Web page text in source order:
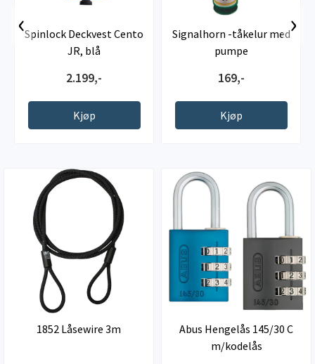
Spinlock Deckvest Cento
JR, blå
2.199,-
Kjøp
Signalhorn -tåkelur med
pumpe
169,-
Kjøp
‹ ›
1852 Låsewire 3m
Abus Hengelås 145/30 C
m/kodelås